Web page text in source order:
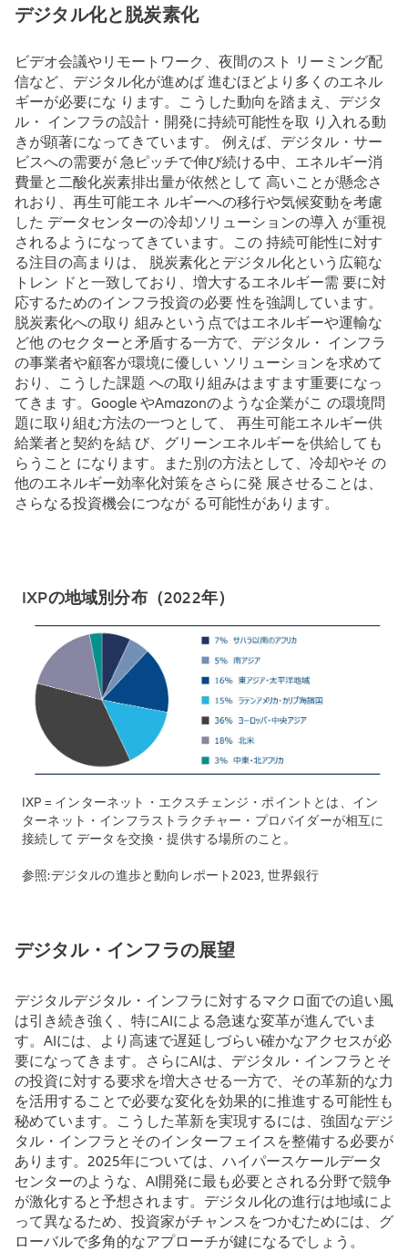
デジタル化と脱炭素化
ビデオ会議やリモートワーク、夜間のスト リーミング配
信など、デジタル化が進めば 進むほどより多くのエネル
ギーが必要にな ります。こうした動向を踏まえ、デジタ
ル・ インフラの設計・開発に持続可能性を取 り入れる動
きが顕著になってきています。 例えば、デジタル・サー
ビスへの需要が 急ピッチで伸び続ける中、エネルギー消
費量と二酸化炭素排出量が依然として 高いことが懸念さ
れおり、再生可能エネ ルギーへの移行や気候変動を考慮
した データセンターの冷却ソリューションの導入 が重視
されるようになってきています。この 持続可能性に対す
る注目の高まりは、 脱炭素化とデジタル化という広範な
トレン ドと一致しており、増大するエネルギー需 要に対
応するためのインフラ投資の必要 性を強調しています。
脱炭素化への取り 組みという点ではエネルギーや運輸な
ど他 のセクターと矛盾する一方で、デジタル・ インフラ
の事業者や顧客が環境に優しい ソリューションを求めて
おり、こうした課題 への取り組みはますます重要になっ
てきま す。Google やAmazonのような企業がこ の環境問
題に取り組む方法の一つとして、 再生可能エネルギー供
給業者と契約を結 び、グリーンエネルギーを供給しても
らうこと になります。また別の方法として、冷却やそ の
他のエネルギー効率化対策をさらに発 展させることは、
さらなる投資機会につなが る可能性があります。
IXPの地域別分布（2022年）
IXP = インターネット・エクスチェンジ・ポイントとは、イン
ターネット・インフラストラクチャー・プロバイダーが相互に
接続して データを交換・提供する場所のこと。
参照:デジタルの進歩と動向レポート2023, 世界銀行
デジタル・インフラの展望
デジタルデジタル・インフラに対するマクロ面での追い風
は引き続き強く、特にAIによる急速な変革が進んでいま
す。AIには、より高速で遅延しづらい確かなアクセスが必
要になってきます。さらにAIは、デジタル・インフラとそ
の投資に対する要求を増大させる一方で、その革新的な力
を活用することで必要な変化を効果的に推進する可能性も
秘めています。こうした革新を実現するには、強固なデジ
タル・インフラとそのインターフェイスを整備する必要が
あります。2025年については、ハイパースケールデータ
センターのような、AI開発に最も必要とされる分野で競争
が激化すると予想されます。デジタル化の進行は地域によ
って異なるため、投資家がチャンスをつかむためには、グ
ローバルで多角的なアプローチが鍵になるでしょう。